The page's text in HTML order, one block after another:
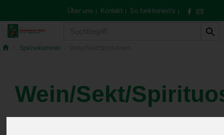
Über uns | Kontakt | So funktioniert's |
Speisekammer
Wein/Sekt/